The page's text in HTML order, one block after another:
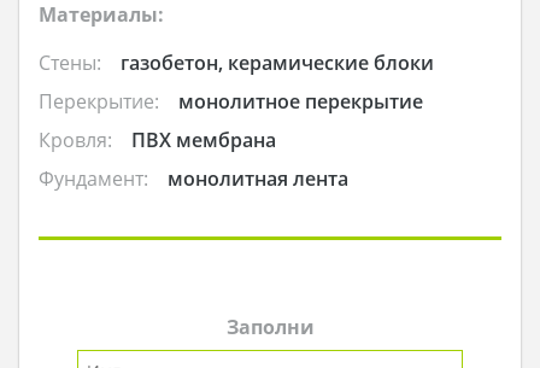
Материалы:
Стены:
газобетон, керамические блоки
Перекрытие:
монолитное перекрытие
Кровля:
ПВХ мембрана
Фундамент:
монолитная лента
Заполни